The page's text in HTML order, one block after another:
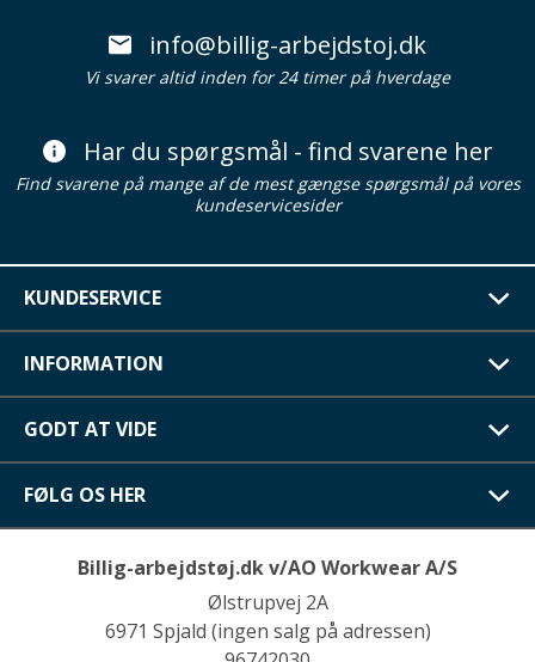
info@billig-arbejdstoj.dk
Vi svarer altid inden for 24 timer på hverdage
Har du spørgsmål - find svarene her
Find svarene på mange af de mest gængse spørgsmål på vores
kundeservicesider
KUNDESERVICE
INFORMATION
GODT AT VIDE
FØLG OS HER
Billig-arbejdstøj.dk v/AO Workwear A/S
Ølstrupvej 2A
6971 Spjald (ingen salg på adressen)